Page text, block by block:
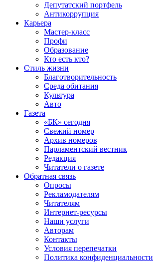
Депутатский портфель
Антикоррупция
Карьера
Мастер-класс
Профи
Образование
Кто есть кто?
Стиль жизни
Благотворительность
Среда обитания
Культура
Авто
Газета
«БК» сегодня
Свежий номер
Архив номеров
Парламентский вестник
Редакция
Читатели о газете
Обратная связь
Опросы
Рекламодателям
Читателям
Интернет-ресурсы
Наши услуги
Авторам
Контакты
Условия перепечатки
Политика конфиденциальности